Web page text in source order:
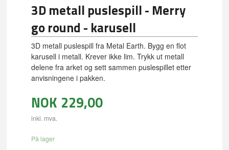
3D metall puslespill - Merry
go round - karusell
3D metall puslespill fra Metal Earth. Bygg en flot
karusell i metall. Krever ikke lim. Trykk ut metall
delene fra arket og sett sammen puslespillet etter
anvisningene i pakken.
NOK 229,00
inkl. mva.
På lager